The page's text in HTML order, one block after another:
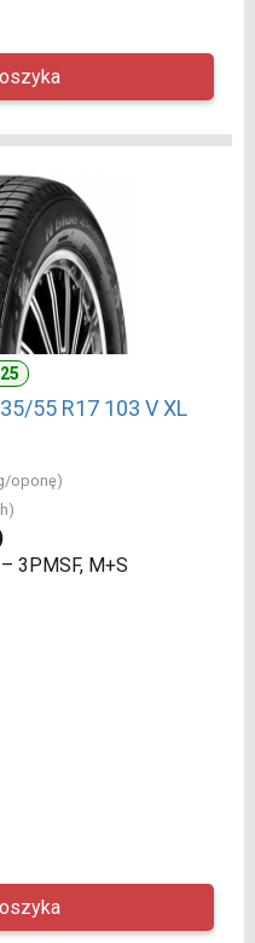
55 R17 103 V XL
oponę)
3PMSF, M+S